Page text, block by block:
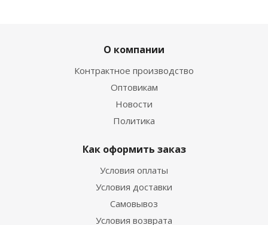
О компании
Контрактное производство
Оптовикам
Новости
Политика
Как оформить заказ
Условия оплаты
Условия доставки
Самовывоз
Условия возврата